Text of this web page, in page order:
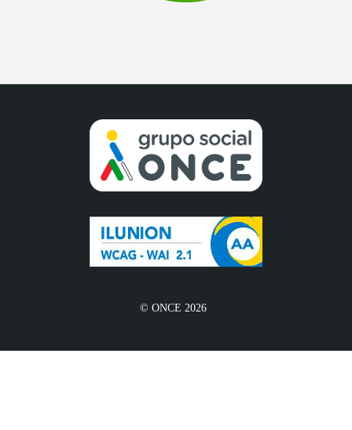
© ONCE 2026